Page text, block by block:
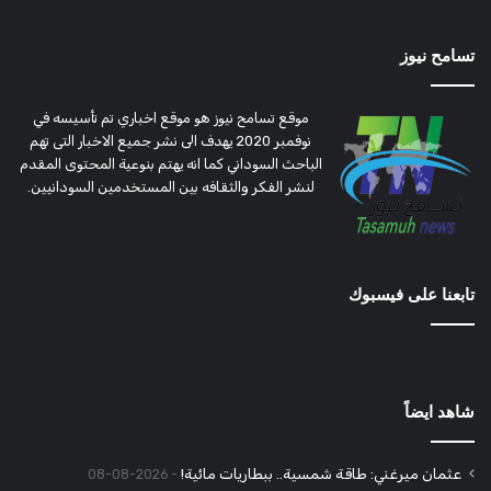
تسامح نيوز
موقع تسامح نيوز هو موقع اخباري تم تأسيسه في
نوفمبر 2020 يهدف الى نشر جميع الاخبار التى تهم
الباحث السوداني كما انه يهتم بنوعية المحتوى المقدم
لنشر الفكر والثقافه بين المستخدمين السودانيين.
تابعنا على فيسبوك
شاهد ايضاً
عثمان ميرغني: طاقة شمسية.. ببطاريات مائية! 2026-08-08